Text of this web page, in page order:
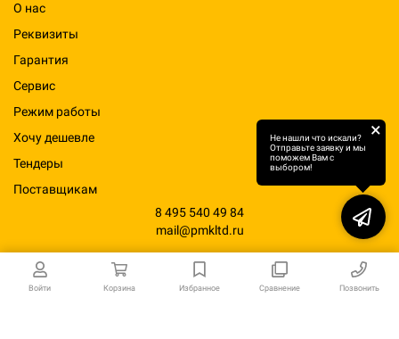
Войти Корзина Избранное Сравнение Позвонить
О нас
Реквизиты
Гарантия
Сервис
Режим работы
Хочу дешевле
Тендеры
Поставщикам
8 495 540 49 84
mail@pmkltd.ru
Не нашли что искали?
Отправьте заявку и мы
поможем Вам с
выбором!
×